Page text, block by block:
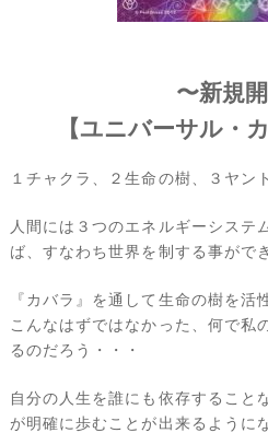
〜新規
【ユニバーサル・
１チャクラ、２生命の樹、３ヤン
人間には３つのエネルギーシステ
ば、すなわち世界を制する事がで
『カバラ』を通して生命の樹を活
こんなはずではなかった、何で私
るのだろう・・・
自分の人生を誰にも依存すること
が明確に歩むことが出来るように